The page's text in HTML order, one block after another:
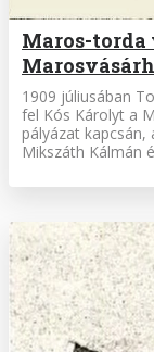
Maros-torda
1909 júliusában
fel Kós Károlyt a
pályázat kapcsán,
Mikszáth Kálmán